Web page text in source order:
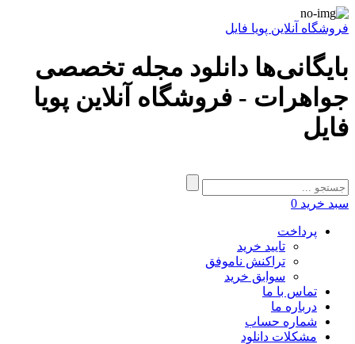
فروشگاه آنلاین پویا فایل
بایگانی‌ها دانلود مجله تخصصی
جواهرات - فروشگاه آنلاین پویا
فایل
سبد خرید 0
پرداخت
تایید خرید
تراکنش ناموفق
سوابق خرید
تماس با ما
درباره ما
شماره حساب
مشکلات دانلود